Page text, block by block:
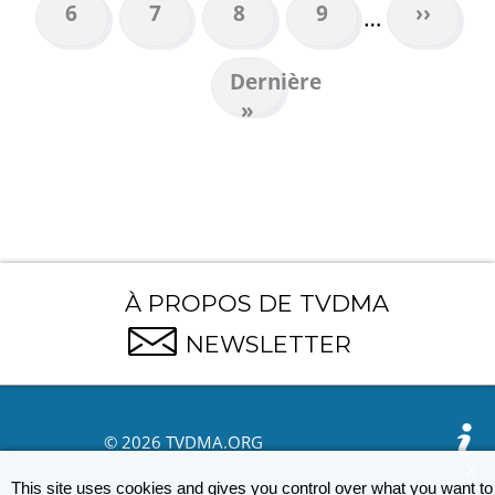
Page
6 Page
7 Page
8 Page
9 …
Page
››
Dernière
page
Dernière
»
À PROPOS DE TVDMA
NEWSLETTER
© 2026 TVDMA.ORG
This site uses cookies and gives you control over what you want to